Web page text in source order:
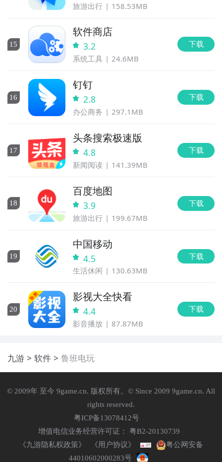
旅游出行 158.53MB
15
软件商店
3.2
系统工具 24.6MB
下载
16
钉钉
2.8
办公商务 297.1MB
下载
17
头条搜索极速版
4.8
新闻阅读 141.39MB
下载
18
百度地图
3.9
旅游出行 199.67MB
下载
19
中国移动
4.5
生活休闲 130.63MB
下载
20
影视大全快看
4.4
影音播放 87.87MB
下载
九游 软件 鲁班电玩
© 2009年 至今 9game.cn. 版权所有。© Since 2009 9game.cn. All
rights reserved.
粤ICP备13078412号
增值电信业务经营许可证： 粤B2-20130739
《九游隐私权政策》
《用户协议》
粤公网安备
44010602000283号